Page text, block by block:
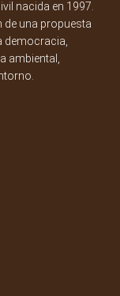
nacida en 1997.
una propuesta
democracia,
ambiental,